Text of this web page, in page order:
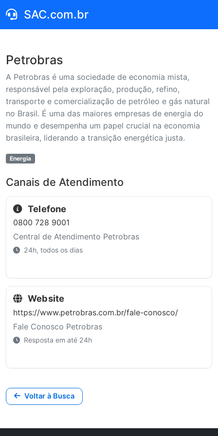
SAC.com.br
Petrobras
A Petrobras é uma sociedade de economia mista,
responsável pela exploração, produção, refino,
transporte e comercialização de petróleo e gás natural
no Brasil. É uma das maiores empresas de energia do
mundo e desempenha um papel crucial na economia
brasileira, liderando a transição energética justa.
Energia
Canais de Atendimento
Telefone
0800 728 9001
Central de Atendimento Petrobras
24h, todos os dias
Website
https://www.petrobras.com.br/fale-conosco/
Fale Conosco Petrobras
Resposta em até 24h
Voltar à Busca